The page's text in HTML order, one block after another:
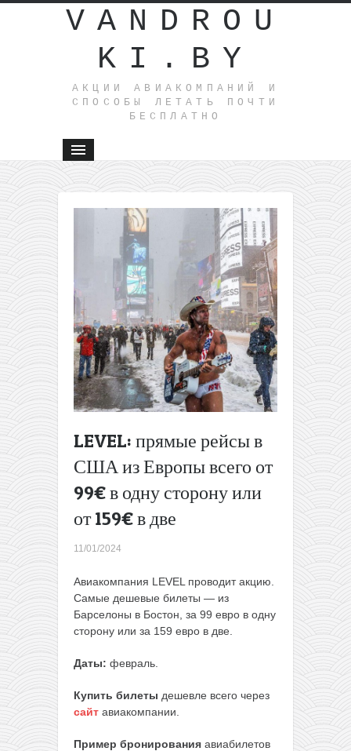
VANDROU
KI.BY
АКЦИИ АВИАКОМПАНИЙ И
СПОСОБЫ ЛЕТАТЬ ПОЧТИ
БЕСПЛАТНО
LEVEL: прямые рейсы в
США из Европы всего от
99€ в одну сторону или
от 159€ в две
11/01/2024
Авиакомпания LEVEL проводит акцию.
Самые дешевые билеты — из
Барселоны в Бостон, за 99 евро в одну
сторону или за 159 евро в две.
Даты: февраль.
Купить билеты дешевле всего через
сайт авиакомпании.
Пример бронирования авиабилетов
билетов
рейсы в/
Турции
Распродажа
Ryanair:
билеты
всего от
8,5€ в одну
сторону